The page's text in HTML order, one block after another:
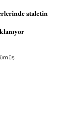
ataletin